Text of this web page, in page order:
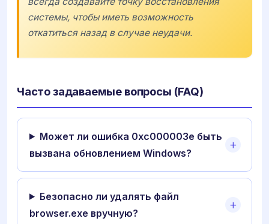
системы, чтобы иметь возможность
откатиться назад в случае неудачи.
Часто задаваемые вопросы (FAQ)
Может ли ошибка 0xc000003e быть
вызвана обновлением Windows?
Безопасно ли удалять файл
browser.exe вручную?